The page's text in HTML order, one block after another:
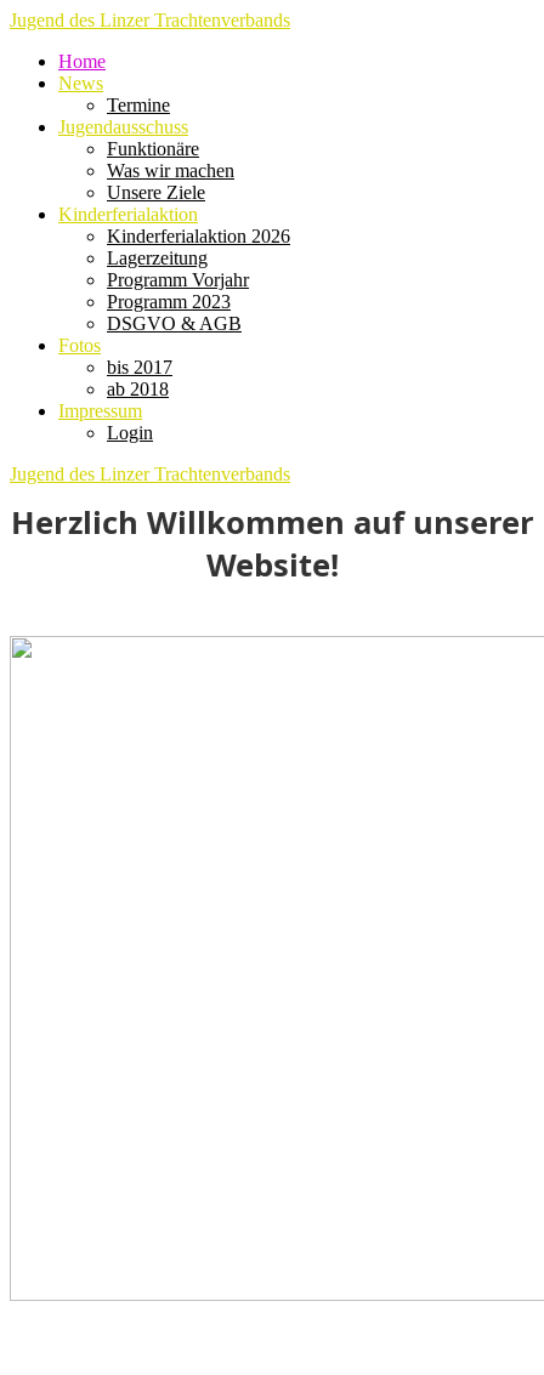
Jugend des Linzer Trachtenverbands
Home
News
Termine
Jugendausschuss
Funktionäre
Was wir machen
Unsere Ziele
Kinderferialaktion
Kinderferialaktion 2026
Lagerzeitung
Programm Vorjahr
Programm 2023
DSGVO & AGB
Fotos
bis 2017
ab 2018
Impressum
Login
Jugend des Linzer Trachtenverbands
Herzlich Willkommen auf unserer
Website!